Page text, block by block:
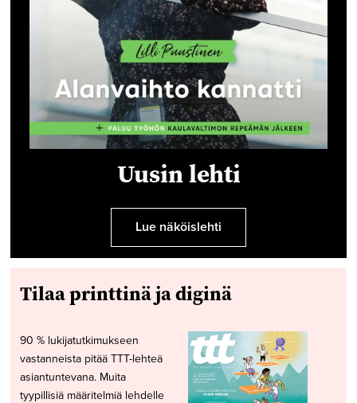
Uusin lehti
Lue näköislehti
Tilaa printtinä ja diginä
90 % lukijatutkimukseen
vastanneista pitää TTT-lehteä
asiantuntevana. Muita
tyypillisiä määritelmiä lehdelle